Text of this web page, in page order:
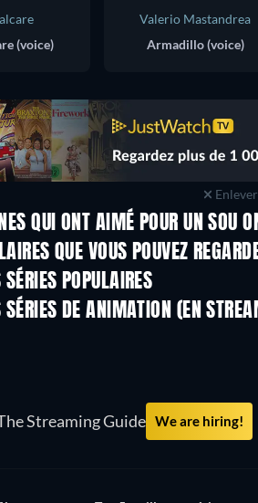
(voice)
Valerio Mastandrea
Armadillo (voice)
QUI ONT AIMÉ POUR UN SOU
QUE VOUS POUVEZ
Série Série
SÉRIES POPULAIRES
Série
SÉRIES DE ANIMATION (EN
Saison 4 Saison 1
Streaming Guide We are hiring!